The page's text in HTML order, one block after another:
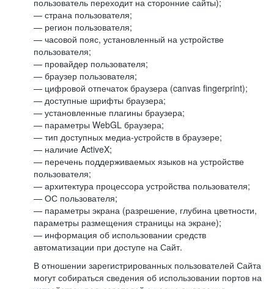
пользователь переходит на сторонние сайты);
— страна пользователя;
— регион пользователя;
— часовой пояс, установленный на устройстве
пользователя;
— провайдер пользователя;
— браузер пользователя;
— цифровой отпечаток браузера (canvas fingerprint);
— доступные шрифты браузера;
— установленные плагины браузера;
— параметры WebGL браузера;
— тип доступных медиа-устройств в браузере;
— наличие ActiveX;
— перечень поддерживаемых языков на устройстве
пользователя;
— архитектура процессора устройства пользователя;
— ОС пользователя;
— параметры экрана (разрешение, глубина цветности,
параметры размещения страницы на экране);
— информация об использовании средств
автоматизации при доступе на Сайт.
В отношении зарегистрированных пользователей Сайта
могут собираться сведения об использовании портов на